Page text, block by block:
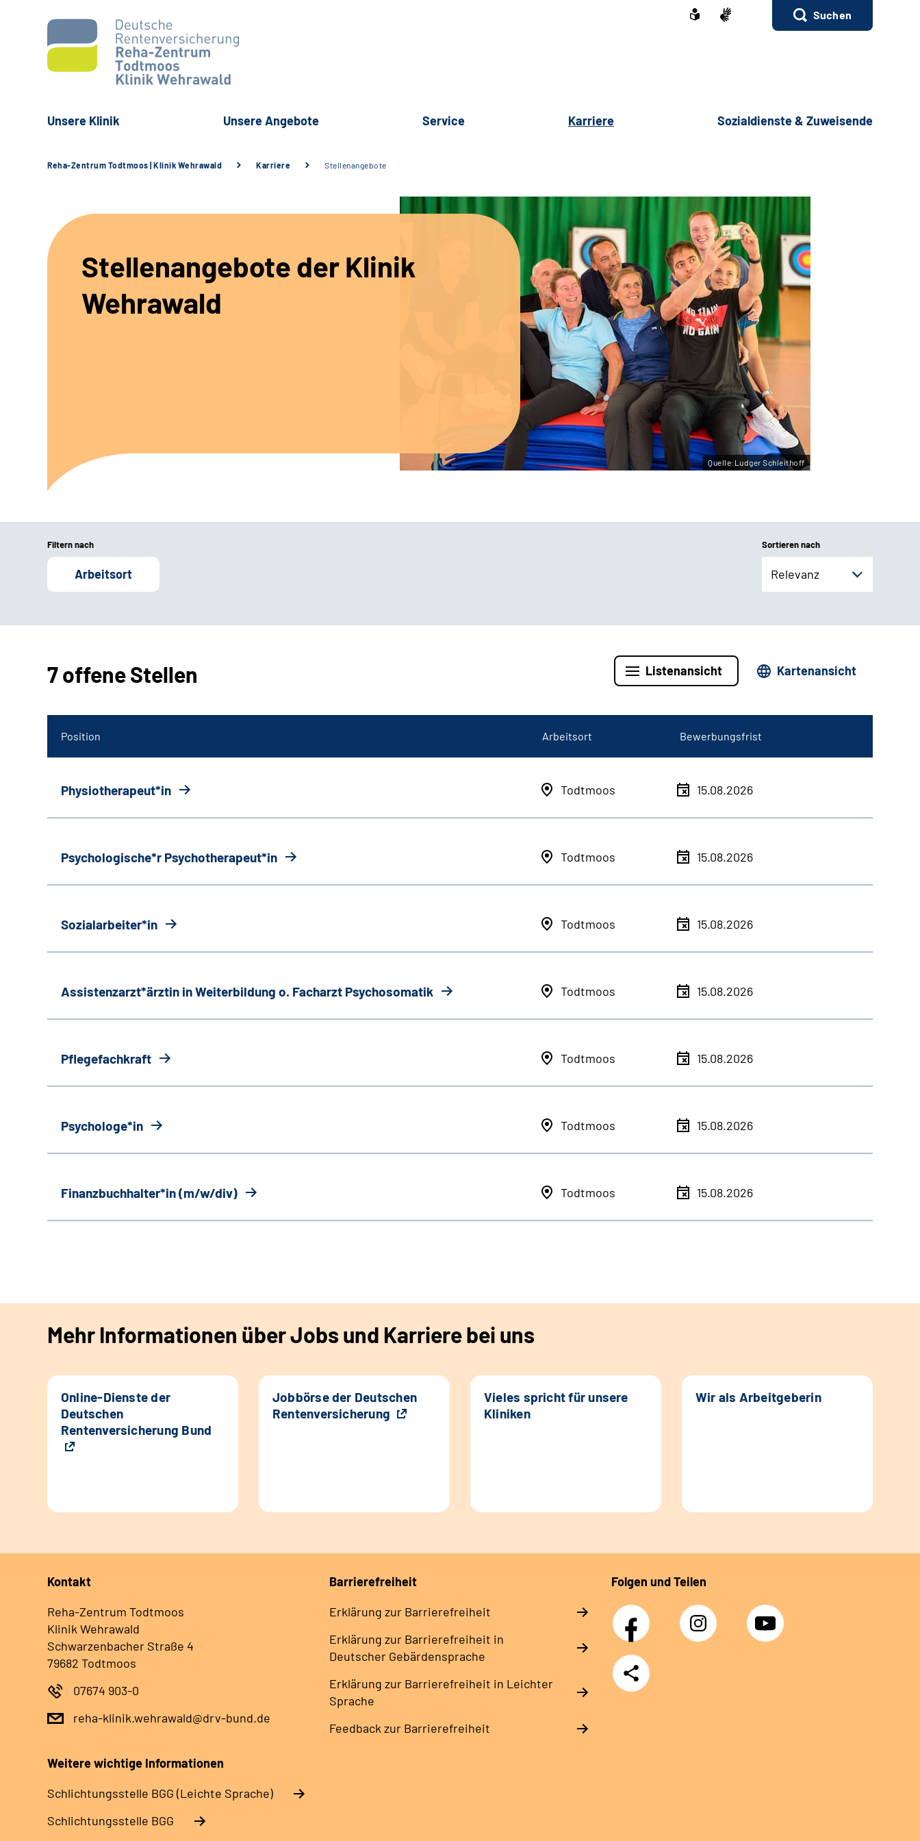
Suchen
Unsere Klinik Unsere Angebote Service Karriere Sozialdienste & Zuweisende
Reha-Zentrum Todtmoos | Klinik Wehrawald Karriere Stellenangebote
Stellenangebote der Klinik
Wehrawald
Quelle:Ludger Schleithoff
Filtern nach
Arbeitsort
Sortieren nach
Relevanz
7 offene Stellen Listenansicht Kartenansicht
Position Arbeitsort Bewerbungsfrist
Physiotherapeut*in Todtmoos 15.08.2026
Psychologische*r Psychotherapeut*in Todtmoos 15.08.2026
Sozialarbeiter*in Todtmoos 15.08.2026
Assistenzarzt*ärztin in Weiterbildung o. Facharzt Psychosomatik Todtmoos 15.08.2026
Pflegefachkraft Todtmoos 15.08.2026
Psychologe*in Todtmoos 15.08.2026
Finanzbuchhalter*in (m/w/div) Todtmoos 15.08.2026
Mehr Informationen über Jobs und Karriere bei uns
Online-Dienste der
Deutschen
Rentenversicherung Bund
Jobbörse der Deutschen
Rentenversicherung
Vieles spricht für unsere
Kliniken
Wir als Arbeitgeberin
Kontakt
Reha-Zentrum Todtmoos
Klinik Wehrawald
Schwarzenbacher Straße 4
79682 Todtmoos
07674 903-0
reha-klinik.wehrawald@drv-bund.de
Barrierefreiheit
Erklärung zur Barrierefreiheit
Erklärung zur Barrierefreiheit in
Deutscher Gebärdensprache
Erklärung zur Barrierefreiheit in Leichter
Sprache
Feedback zur Barrierefreiheit
Folgen und Teilen
Facebook Instagram YouTube
Teilen
Weitere wichtige Informationen
Schlich­tungs­stel­le BGG (Leichte Sprache)
Schlich­tungs­stel­le BGG